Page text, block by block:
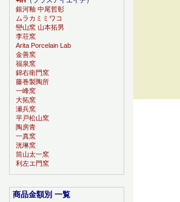
銀河釉 中尾哲彰
ムラカミミワコ
巒山窯 山本拓男
李荘窯
Arita Porcelain Lab
金善窯
福泉窯
錦右衛門窯
藤巻製陶所
一峰窯
大拓窯
瀬兵窯
平戸松山窯
陶房青
一真窯
洸琳窯
筒山太一窯
利左エ門窯
商品金額別 一覧